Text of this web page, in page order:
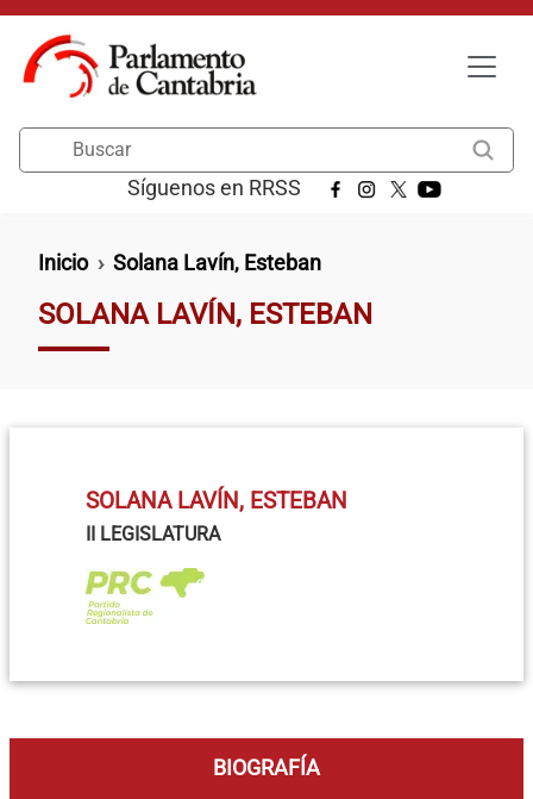
Pasar al contenido principal
Síguenos en RRSS
Ruta de navegación
Inicio Solana Lavín, Esteban
SOLANA LAVÍN, ESTEBAN
SOLANA LAVÍN, ESTEBAN
II LEGISLATURA
BIOGRAFÍA